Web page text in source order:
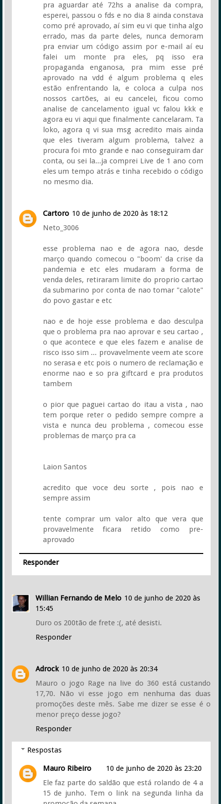
pra aguardar até 72hs a analise da compra,
esperei, passou o fds e no dia 8 ainda constava
como pré aprovado, aí sim eu vi que tinha algo
errado, mas da parte deles, nunca demoram
pra enviar um código assim por e-mail aí eu
falei um monte pra eles, pq isso era
propaganda enganosa, pra mim esse pré
aprovado na vdd é algum problema q eles
estão enfrentando la, e coloca a culpa nos
nossos cartões, ai eu cancelei, ficou como
analise de cancelamento igual vc falou kkk e
agora eu vi aqui que finalmente cancelaram. Ta
loko, agora q vi sua msg acredito mais ainda
que eles tiveram algum problema, talvez a
procura foi mto grande e nao conseguiram dar
conta, ou sei la...ja comprei Live de 1 ano com
eles um tempo atrás e tinha recebido o código
no mesmo dia.
Cartoro 10 de junho de 2020 às 18:12
Neto_3006
esse problema nao e de agora nao, desde
março quando comecou o "boom' da crise da
pandemia e etc eles mudaram a forma de
venda deles, retiraram limite do proprio cartao
da submarino por conta de nao tomar "calote"
do povo gastar e etc
nao e de hoje esse problema e dao desculpa
que o problema pra nao aprovar e seu cartao ,
o que acontece e que eles fazem e analise de
risco isso sim ... provavelmente veem ate score
no serasa e etc pois o numero de reclamação e
enorme nao e so pra giftcard e pra produtos
tambem
o pior que paguei cartao do itau a vista , nao
tem porque reter o pedido sempre compre a
vista e nunca deu problema , comecou esse
problemas de março pra ca
Laion Santos
acredito que voce deu sorte , pois nao e
sempre assim
tente comprar um valor alto que vera que
provavelmente ficara retido como pre-
aprovado
Responder
Willian Fernando de Melo 10 de junho de 2020 às
15:45
Duro os 200tão de frete :(, até desisti.
Responder
Adrock 10 de junho de 2020 às 20:34
Mauro o jogo Rage na live do 360 está custando
17,70. Não vi esse jogo em nenhuma das duas
promoções deste mês. Sabe me dizer se esse é o
menor preço desse jogo?
Responder
Respostas
Mauro Ribeiro
10 de junho de 2020 às 23:20
Ele faz parte do saldão que está rolando de 4 a
15 de junho. Tem o link na segunda linha da